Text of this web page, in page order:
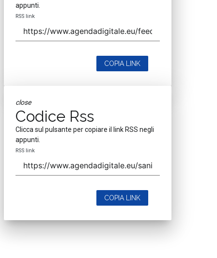
appunti.
RSS link
COPIA LINK
close
Codice Rss
Clicca sul pulsante per copiare il link RSS negli
appunti.
RSS link
COPIA LINK